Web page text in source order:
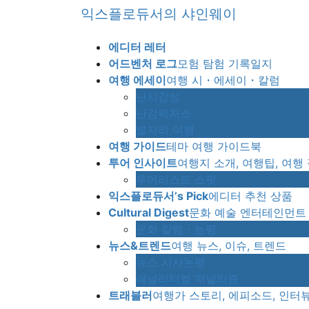
익스플로듀서의 샤인웨이
에디터 레터
어드벤처 로그모험 탐험 기록일지
여행 에세이여행 시・에세이・칼럼
난시감성
난감픽처스
별자리 여행
여행 가이드테마 여행 가이드북
투어 인사이트여행지 소개, 여행팁, 여행
투어리스트 스팟
익스플로듀서’s Pick에디터 추천 상품
Cultural Digest문화 예술 엔터테인먼트
문화 칼럼・논평
뉴스&트렌드여행 뉴스, 이슈, 트렌드
뉴스 시사논평
애널리티컬 저널리즘
트래블러여행가 스토리, 에피소드, 인터